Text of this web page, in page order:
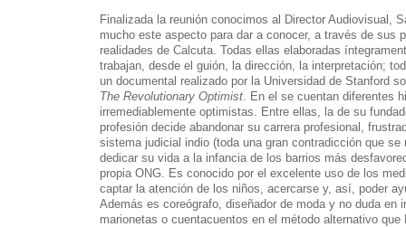
Finalizada la reunión conocimos al Director Audiovisual,
mucho este aspecto para dar a conocer, a través de sus
realidades de Calcuta. Todas ellas elaboradas
trabajan, desde el guión, la dirección, la interpretación;
un documental realizado por la Universidad de Stanford
The Revolutionary Optimist . En el se cuentan diferentes
irremediablemente optimistas. Entre ellas, la de su
profesión decide abandonar su carrera profesional,
sistema judicial indio (toda una gran contradicción que se
dedicar su vida a la infancia de los barrios más
propia ONG. Es conocido por el excelente uso de los
captar la atención de los niños, acercarse y, así, poder
Además es coreógrafo, diseñador de moda y no duda en
marionetas o cuentacuentos en el método alternativo que